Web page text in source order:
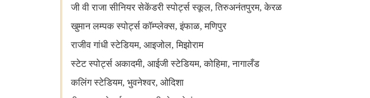
जी वी राजा सीनियर सेकेंडरी स्पोर्ट्स स्कूल, तिरुअनंतपुरम, केरळ
खुमान लम्पक स्पोर्ट्स कॉम्प्लेक्स, इंफाळ, मणिपुर
राजीव गांधी स्टेडियम, आइजोल, मिझोराम
स्टेट स्पोर्ट्स अकादमी, आईजी स्टेडियम, कोहिमा, नागालँड
कलिंग स्टेडियम, भुवनेश्वर, ओदिशा